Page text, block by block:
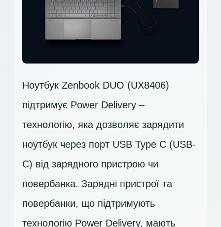
Ноутбук Zenbook DUO (UX8406)
підтримує Power Delivery –
технологію, яка дозволяє зарядити
ноутбук через порт USB Type C (USB-
C) від зарядного пристрою чи
повербанка. Зарядні пристрої та
повербанки, що підтримують
технологію Power Delivery, мають